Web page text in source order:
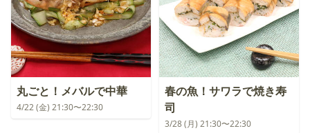
丸ごと！メバルで中華
4/22 (金) 21:30〜22:30
春の魚！サワラで焼き寿
司
3/28 (月) 21:30〜22:30